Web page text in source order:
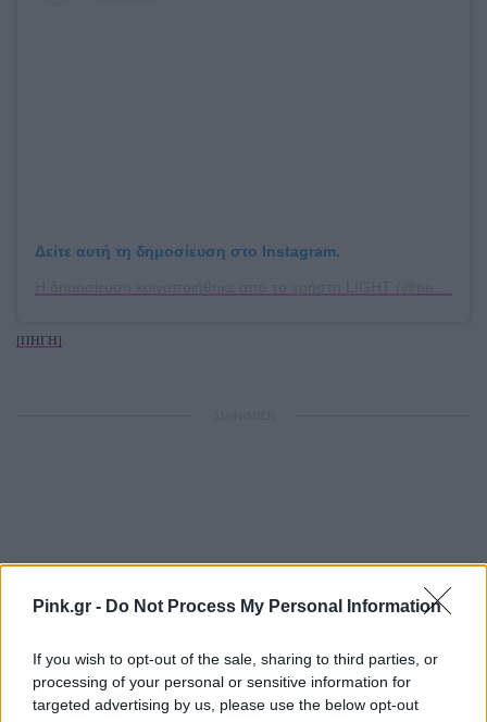
Pink.gr - Do Not Process My Personal Information
If you wish to opt-out of the sale, sharing to third parties, or
processing of your personal or sensitive information for
targeted advertising by us, please use the below opt-out
Δείτε αυτή τη δημοσίευση στο Instagram.
[ΠΗΓΗ]